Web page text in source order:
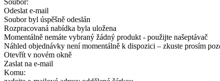
Soubor:
Odeslat e-mail
Soubor byl úspěšně odeslán
Rozpracovaná nabídka byla uložena
Momentálně nemáte vybraný žádný produkt - použijte našeptávač
Náhled objednávky není momentálně k dispozici – zkuste prosím
Otevřít v novém okně
Zaslat na e-mail
Komu: